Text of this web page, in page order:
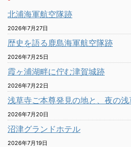
北浦海軍航空隊跡
2026年7月27日
歴史を語る鹿島海軍航空隊跡
2026年7月25日
霞ヶ浦湖畔に佇む津賀城跡
2026年7月22日
浅草寺ご本尊発見の地と、夜の
2026年7月20日
沼津グランドホテル
2026年7月19日